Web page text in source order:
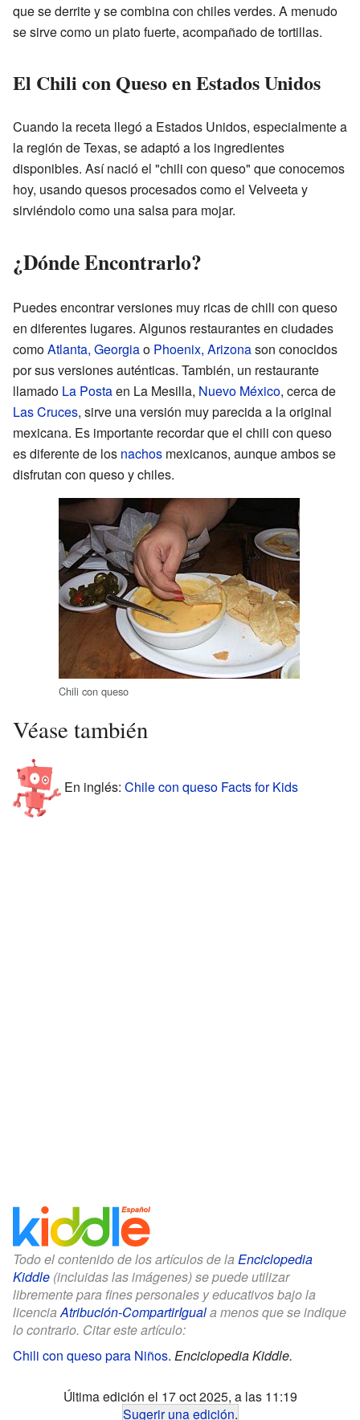
que se derrite y se combina con chiles verdes. A menudo
se sirve como un plato fuerte, acompañado de tortillas.
El Chili con Queso en Estados Unidos
Cuando la receta llegó a Estados Unidos, especialmente a
la región de Texas, se adaptó a los ingredientes
disponibles. Así nació el "chili con queso" que conocemos
hoy, usando quesos procesados como el Velveeta y
sirviéndolo como una salsa para mojar.
¿Dónde Encontrarlo?
Puedes encontrar versiones muy ricas de chili con queso
en diferentes lugares. Algunos restaurantes en ciudades
comoAtlanta, Georgiao Phoenix, Arizonason conocidos
por sus versiones auténticas. También, un restaurante
llamado La Postaen La Mesilla, Nuevo México, cerca de
Las Cruces, sirve una versión muy parecida a la original
mexicana. Es importante recordar que el chili con queso
es diferente de los nachos mexicanos, aunque ambos se
disfrutan con queso y chiles.
Chili con queso
Véase también
En inglés: Chile con queso Facts for Kids
Todo el contenido de los artículos de la Enciclopedia
Kiddle (incluidas las imágenes) se puede utilizar
libremente para fines personales y educativos bajo la
licenciaAtribución-CompartirIguala menos que se indique
lo contrario. Citar este artículo:
Chili con queso para Niños. Enciclopedia Kiddle.
Última edición el 17 oct 2025, a las 11:19
Sugerir una edición.